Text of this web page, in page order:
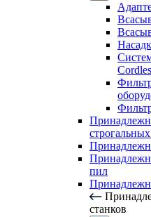
пил
станков